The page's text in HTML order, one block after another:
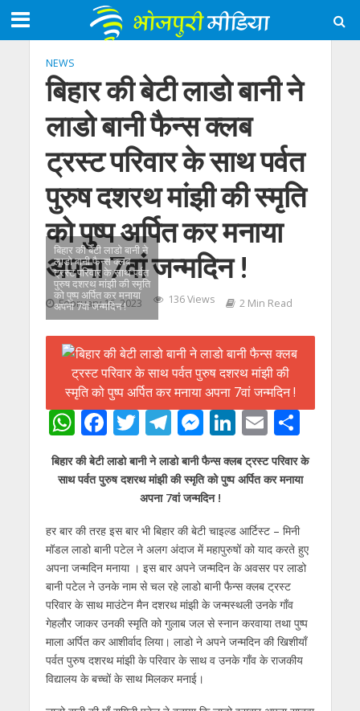
NEWS
बिहार की बेटी लाडो बानी ने
लाडो बानी फैन्स क्लब
ट्रस्ट परिवार के साथ पर्वत
पुरुष दशरथ मांझी की स्मृति
को पुष्प अर्पित कर मनाया
अपना 7वां जन्मदिन !
February 16, 2023 136 Views 2 Min Read
बिहार की बेटी लाडो बानी ने
लाडो बानी फैन्स क्लब
ट्रस्ट परिवार के साथ पर्वत
पुरुष दशरथ मांझी की स्मृति
को पुष्प अर्पित कर मनाया
अपना 7वां जन्मदिन !
W
h
at
A
p
p
F
ac
e
o
o
k
T
w
itt
er
T
el
e
gr
a
m
M
e
ss
e
n
g
er
Li
n
k
dI
n
E
m
ai
S
h
ar
बिहार की बेटी लाडो बानी ने लाडो बानी फैन्स क्लब ट्रस्ट परिवार के
साथ पर्वत पुरुष दशरथ मांझी की स्मृति को पुष्प अर्पित कर मनाया
अपना 7वां जन्मदिन !
हर बार की तरह इस बार भी बिहार की बेटी चाइल्ड आर्टिस्ट – मिनी
मॉडल लाडो बानी पटेल ने अलग अंदाज में महापुरुषों को याद करते हुए
अपना जन्मदिन मनाया । इस बार अपने जन्मदिन के अवसर पर लाडो
बानी पटेल ने उनके नाम से चल रहे लाडो बानी फैन्स क्लब ट्रस्ट
परिवार के साथ माउंटेन मैन दशरथ मांझी के जन्मस्थली उनके गाँव
गेहलौर जाकर उनकी स्मृति को गुलाब जल से स्नान करवाया तथा पुष्प
माला अर्पित कर आशीर्वाद लिया। लाडो ने अपने जन्मदिन की खिशीयाँ
पर्वत पुरुष दशरथ मांझी के परिवार के साथ व उनके गाँव के राजकीय
विद्यालय के बच्चों के साथ मिलकर मनाई।